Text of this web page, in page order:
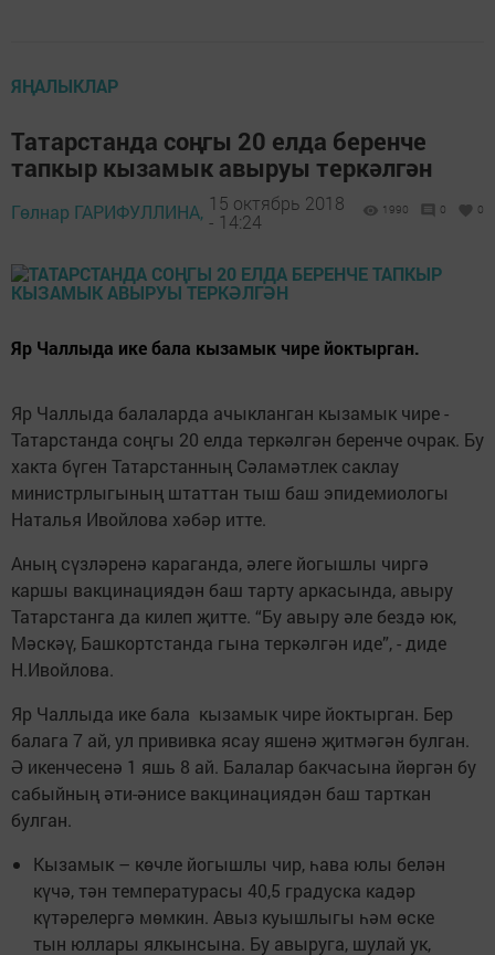
ЯҢАЛЫКЛАР
Татарстанда соңгы 20 елда беренче
тапкыр кызамык авыруы теркәлгән
Гөлнар ГАРИФУЛЛИНА, 15 октябрь 2018
- 14:24
1990 0 0
Яр Чаллыда ике бала кызамык чире йоктырган.
Яр Чаллыда балаларда ачыкланган кызамык чире -
Татарстанда соңгы 20 елда теркәлгән беренче очрак. Бу
хакта бүген Татарстанның Сәламәтлек саклау
министрлыгының штаттан тыш баш эпидемиологы
Наталья Ивойлова хәбәр итте.
Аның сүзләренә караганда, әлеге йогышлы чиргә
каршы вакцинациядән баш тарту аркасында, авыру
Татарстанга да килеп җитте. “Бу авыру әле бездә юк,
Мәскәү, Башкортстанда гына теркәлгән иде”, - диде
Н.Ивойлова.
Яр Чаллыда ике бала кызамык чире йоктырган. Бер
балага 7 ай, ул прививка ясау яшенә җитмәгән булган.
Ә икенчесенә 1 яшь 8 ай. Балалар бакчасына йөргән бу
сабыйның әти-әнисе вакцинациядән баш тарткан
булган.
Кызамык – көчле йогышлы чир, һава юлы белән
күчә, тән температурасы 40,5 градуска кадәр
күтәрелергә мөмкин. Авыз куышлыгы һәм өске
тын юллары ялкынсына. Бу авыруга, шулай ук,